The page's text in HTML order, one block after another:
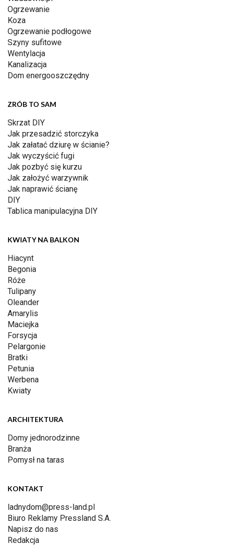
Ogrzewanie
Koza
Ogrzewanie podłogowe
Szyny sufitowe
Wentylacja
Kanalizacja
Dom energooszczędny
ZRÓB TO SAM
Skrzat DIY
Jak przesadzić storczyka
Jak załatać dziurę w ścianie?
Jak wyczyścić fugi
Jak pozbyć się kurzu
Jak założyć warzywnik
Jak naprawić ścianę
DIY
Tablica manipulacyjna DIY
KWIATY NA BALKON
Hiacynt
Begonia
Róże
Tulipany
Oleander
Amarylis
Maciejka
Forsycja
Pelargonie
Bratki
Petunia
Werbena
Kwiaty
ARCHITEKTURA
Domy jednorodzinne
Branża
Pomysł na taras
KONTAKT
ladnydom@press-land.pl
Biuro Reklamy Pressland S.A.
Napisz do nas
Redakcja